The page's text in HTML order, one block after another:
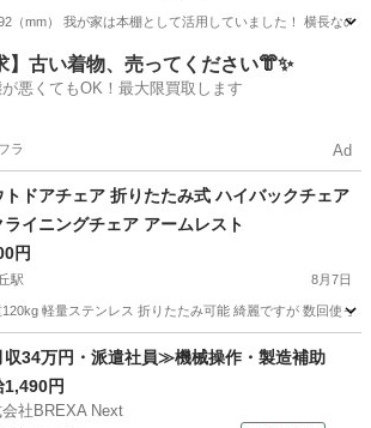
（mm） 我が家は本棚として活用していました！ 横長な
駅 収納家具
】古い着物、売ってください👘✨
悪くてもOK！最大限買取します
ラ Ad
トドアチェア 折りたたみ式 ハイバックチェア
ライニングチェア アームレスト
円
駅 8月7日
軽量ステンレス 折りたたみ可能 綺麗ですが 数回使っ
丘駅 椅子
34万円・派遣社員≫機械操作・製造補助
1,490円
社BREXA Next